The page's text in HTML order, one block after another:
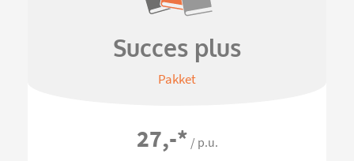
Succes plus
Pakket
27,-* / p.u.